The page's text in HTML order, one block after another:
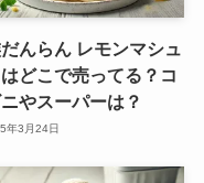
んらん レモンマシュ
どこで売ってる？コ
やスーパーは？
年3月24日